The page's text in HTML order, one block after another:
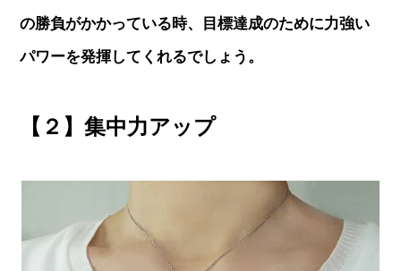
の勝負がかかっている時、目標達成のために力強い
パワーを発揮してくれるでしょう。
【２】集中力アップ